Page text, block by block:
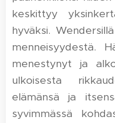
keskittyy
hyväksi.
menneisyydestä.
menestynyt ja
ulkoisesta
elämänsä ja
syvimmässä